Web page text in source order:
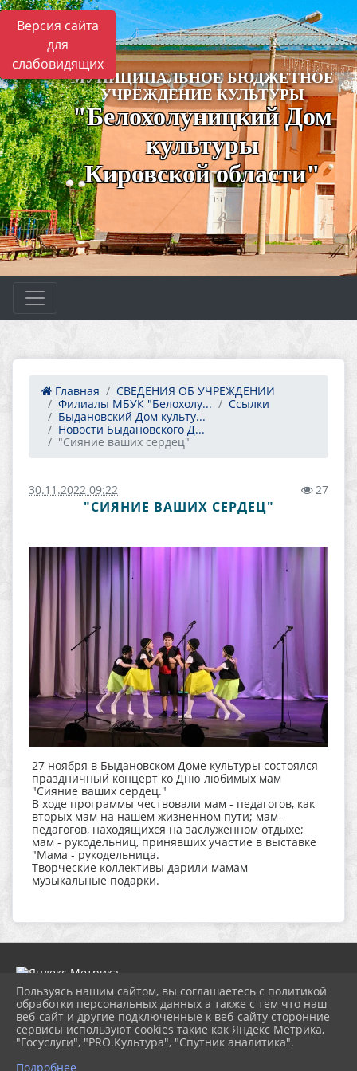
Версия сайта
для
слабовидящих
МУНИЦИПАЛЬНОЕ БЮДЖЕТНОЕ
УЧРЕЖДЕНИЕ КУЛЬТУРЫ
"Белохолуницкий Дом
культуры
Кировской области"
Главная
СВЕДЕНИЯ ОБ УЧРЕЖДЕНИИ
Филиалы МБУК "Белохолу...
Ссылки
Быдановский Дом культу...
Новости Быдановского Д...
"Сияние ваших сердец"
30.11.2022 09:22 27
"СИЯНИЕ ВАШИХ СЕРДЕЦ"
27 ноября в Быдановском Доме культуры состоялся
праздничный концерт ко Дню любимых мам
"Сияние ваших сердец."
В ходе программы чествовали мам - педагогов, как
вторых мам на нашем жизненном пути; мам-
педагогов, находящихся на заслуженном отдыхе;
мам - рукодельниц, принявших участие в выставке
"Мама - рукодельница.
Творческие коллективы дарили мамам
музыкальные подарки.
2026 г. dk-bholunca.ru
Вход
Карта сайта
Политика обработки персональных данных
Пользуясь нашим сайтом, вы соглашаетесь с политикой
обработки персональных данных а также с тем что наш
веб-сайт и другие подключенные к веб-сайту сторонние
сервисы используют cookies такие как Яндекс Метрика,
"Госуслуги", "PRO.Культура", "Спутник аналитика".
Подробнее